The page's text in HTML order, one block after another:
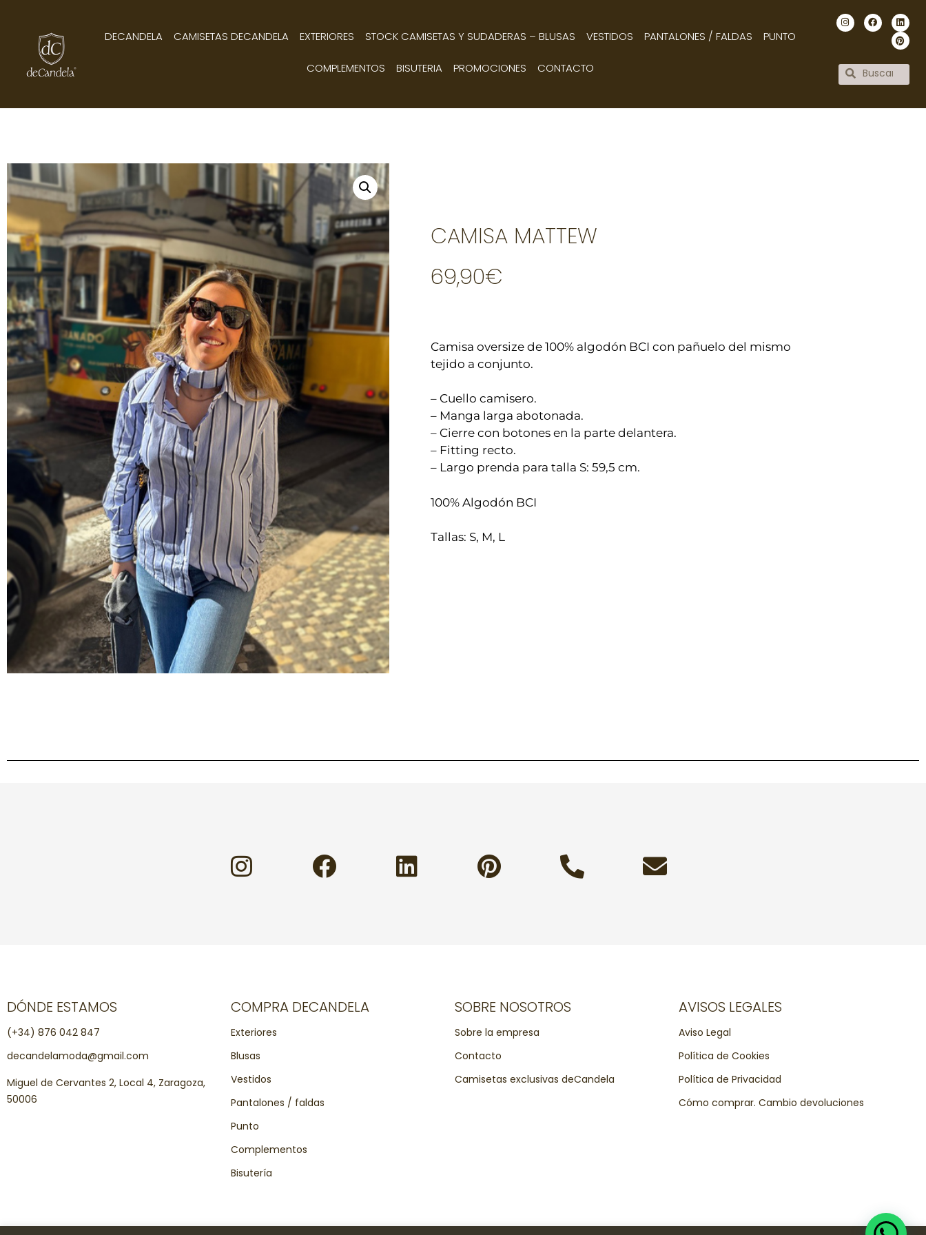
DECANDELA CAMISETAS DECANDELA EXTERIORES STOCK CAMISETAS Y SUDADERAS – BLUSAS VESTIDOS PANTALONES / FALDAS PUNTO
COMPLEMENTOS BISUTERIA PROMOCIONES CONTACTO
CAMISA MATTEW
69,90€
Camisa oversize de 100% algodón BCI con pañuelo del mismo
tejido a conjunto.
– Cuello camisero.
– Manga larga abotonada.
– Cierre con botones en la parte delantera.
– Fitting recto.
– Largo prenda para talla S: 59,5 cm.
100% Algodón BCI
Tallas: S, M, L
DÓNDE ESTAMOS
(+34) 876 042 847
decandelamoda@gmail.com
Miguel de Cervantes 2, Local 4, Zaragoza,
50006
COMPRA DECANDELA
Exteriores
Blusas
Vestidos
Pantalones / faldas
Punto
Complementos
Bisutería
SOBRE NOSOTROS
Sobre la empresa
Contacto
Camisetas exclusivas deCandela
AVISOS LEGALES
Aviso Legal
Política de Cookies
Política de Privacidad
Cómo comprar. Cambio devoluciones